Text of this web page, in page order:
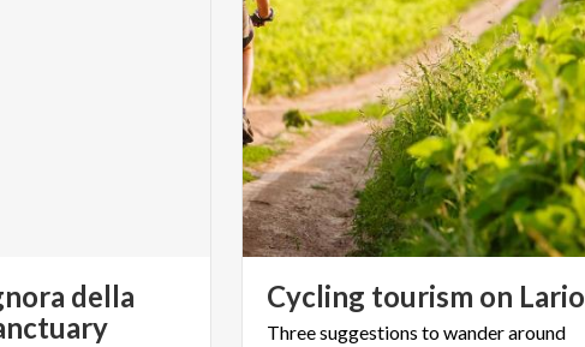
della
Cycling tourism on Lario
Threesuggestions towanderaround